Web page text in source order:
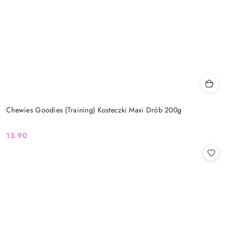
Chewies Goodies (Training) Kosteczki Maxi Drób 200g
Cena:
13.90